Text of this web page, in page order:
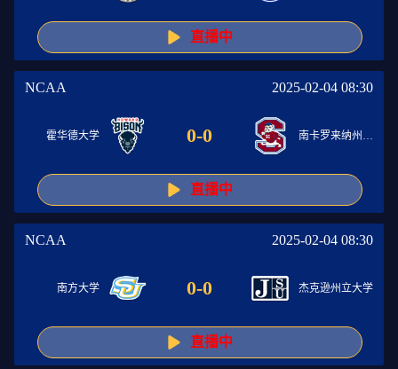
直播中
NCAA 2025-02-04 08:30
霍华德大学 0-0
直播中
NCAA 2025-02-04 08:30
南方大学 0-0 杰克逊州立大学
直播中